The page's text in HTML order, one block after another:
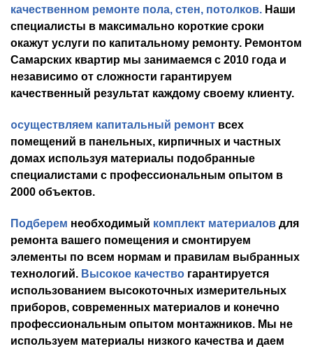
качественном ремонте пола, стен, потолков. Наши
специалисты в максимально короткие сроки
окажут услуги по капитальному ремонту. Ремонтом
Самарских квартир мы занимаемся с 2010 года и
независимо от сложности гарантируем
качественный результат каждому своему клиенту.
Осуществляем капитальный ремонт всех
помещений в панельных, кирпичных и частных
домах используя материалы подобранные
специалистами с профессиональным опытом в
2000 объектов.
Подберем необходимый комплект материалов для
ремонта вашего помещения и смонтируем
элементы по всем нормам и правилам выбранных
технологий. Высокое качество гарантируется
использованием высокоточных измерительных
приборов, современных материалов и конечно
профессиональным опытом монтажников. Мы не
используем материалы низкого качества и даем